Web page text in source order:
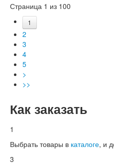
Страница 1 из 100
1
2
3
4
5
>
>>
Как заказать
1
Выбрать товары в каталоге, и
3